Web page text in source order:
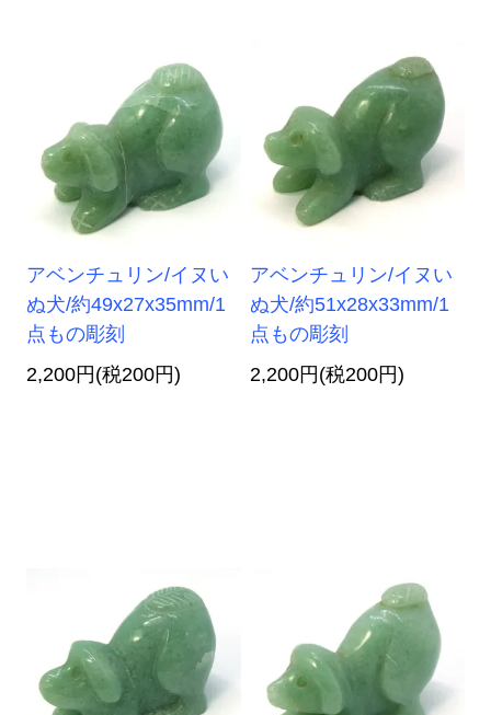
アベンチュリン/イヌい
ぬ犬/約49x27x35mm/1
点もの彫刻
2,200円(税200円)
アベンチュリン/イヌい
ぬ犬/約51x28x33mm/1
点もの彫刻
2,200円(税200円)